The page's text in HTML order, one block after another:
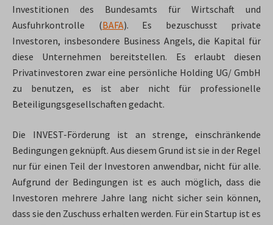
Investitionen des Bundesamts für Wirtschaft und
Ausfuhrkontrolle (BAFA). Es bezuschusst private
Investoren, insbesondere Business Angels, die Kapital für
diese Unternehmen bereitstellen. Es erlaubt diesen
Privatinvestoren zwar eine persönliche Holding UG/ GmbH
zu benutzen, es ist aber nicht für professionelle
Beteiligungsgesellschaften gedacht.
Die INVEST-Förderung ist an strenge, einschränkende
Bedingungen geknüpft. Aus diesem Grund ist sie in der Regel
nur für einen Teil der Investoren anwendbar, nicht für alle.
Aufgrund der Bedingungen ist es auch möglich, dass die
Investoren mehrere Jahre lang nicht sicher sein können,
dass sie den Zuschuss erhalten werden. Für ein Startup ist es